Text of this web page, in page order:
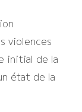
violences
initial de la
état de la